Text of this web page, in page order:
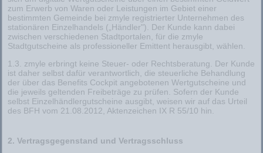
zum Erwerb von Waren oder Leistungen im Gebiet einer
bestimmten Gemeinde bei zmyle registrierter Unternehmen des
stationären Einzelhandels („Händler"). Der Kunde kann dabei
zwischen verschiedenen Stadtportalen, für die zmyle
Stadtgutscheine als professioneller Emittent herausgibt, wählen.
1.3. zmyle erbringt keine Steuer- oder Rechtsberatung. Der Kunde
ist daher selbst dafür verantwortlich, die steuerliche Behandlung
der über das Benefits Cockpit angebotenen Wertgutscheine und
die jeweils geltenden Freibeträge zu prüfen. Sofern der Kunde
selbst Einzelhändlergutscheine ausgibt, weisen wir auf das Urteil
des BFH vom 21.08.2012, Aktenzeichen IX R 55/10 hin.
2. Vertragsgegenstand und Vertragsschluss